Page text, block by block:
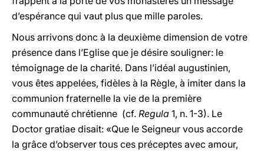
d’espérance qui vaut plus que mille paroles.
Nous arrivons donc à la deuxième dimension de votre
présence dans l’Eglise que je désire souligner: le
témoignage de la charité. Dans l’idéal augustinien,
vous êtes appelées, fidèles à la Règle, à imiter dans la
communion fraternelle la vie de la première
communauté chrétienne (cf. Regula 1, n. 1-3). Le
Doctor gratiae disait: «Que le Seigneur vous accorde
la grâce d’observer tous ces préceptes avec amour,